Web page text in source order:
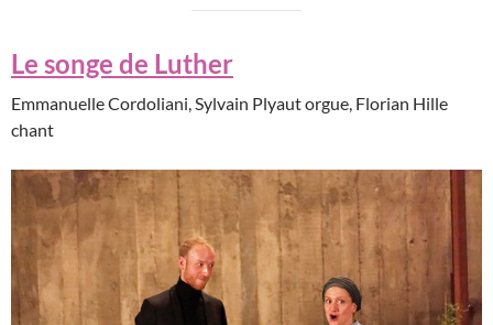
Le songe de Luther
Emmanuelle Cordoliani, Sylvain Plyaut orgue, Florian Hille
chant